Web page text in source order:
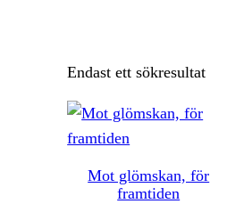
Endast ett sökresultat
Mot glömskan, för
framtiden